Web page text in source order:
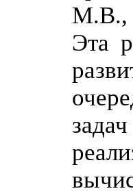
М.В.,
Эта